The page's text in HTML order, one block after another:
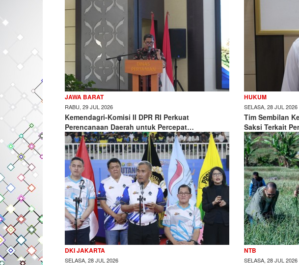
JAWA BARAT
RABU, 29 JUL 2026
Kemendagri-Komisi II DPR RI Perkuat
Perencanaan Daerah untuk Percepat…
HUKUM
SELASA, 28 JUL 2026
Tim Sembilan
Saksi Terkait
DKI JAKARTA
SELASA, 28 JUL 2026
NTB
SELASA, 28 JUL 2026